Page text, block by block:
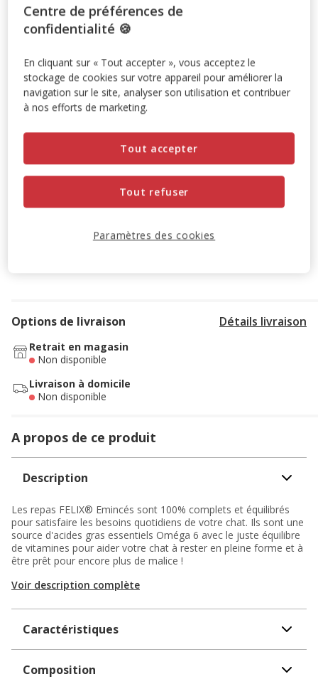
Promotion disponible
-10% sur votre première commande* avec votre Carte
Voir conditions
Prix non disponible
Temporairement en rupture de stock
Découvrir des produits similaires
Options de livraison Détails livraison
Retrait en magasin
Non disponible
Livraison à domicile
Non disponible
A propos de ce produit
Description
Les repas FELIX® Emincés sont 100% complets et équilibrés
pour satisfaire les besoins quotidiens de votre chat. Ils sont une
source d'acides gras essentiels Oméga 6 avec le juste équilibre
de vitamines pour aider votre chat à rester en pleine forme et à
être prêt pour encore plus de malice !
Voir description complète
Caractéristiques
Composition
Centre de préférences de
confidentialité 🍪
En cliquant sur « Tout accepter », vous acceptez le
stockage de cookies sur votre appareil pour améliorer la
navigation sur le site, analyser son utilisation et contribuer
à nos efforts de marketing.
Tout refuser
Tout accepter
Paramètres des cookies